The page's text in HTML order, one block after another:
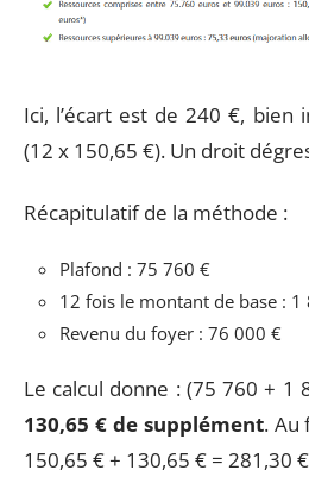
Ici, l’écart est de 240 €,
(12 x 150,65 €). Un droit
Récapitulatif de la méthode :
Plafond : 75 760 €
12 fois le montant de base : 1
Revenu du foyer : 76 000 €
Le calcul donne : (75 760 + 1
130,65 € de supplément. Au
150,65 € + 130,65 € = 281,30